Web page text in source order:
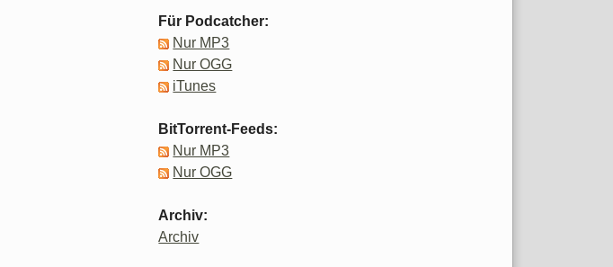
Für Podcatcher:
Nur MP3
Nur OGG
iTunes
BitTorrent-Feeds:
Nur MP3
Nur OGG
Archiv:
Archiv